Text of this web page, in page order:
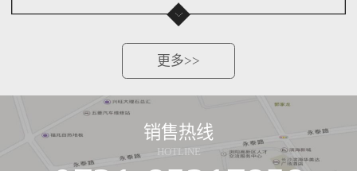
更多>>
销售热线
HOTLINE